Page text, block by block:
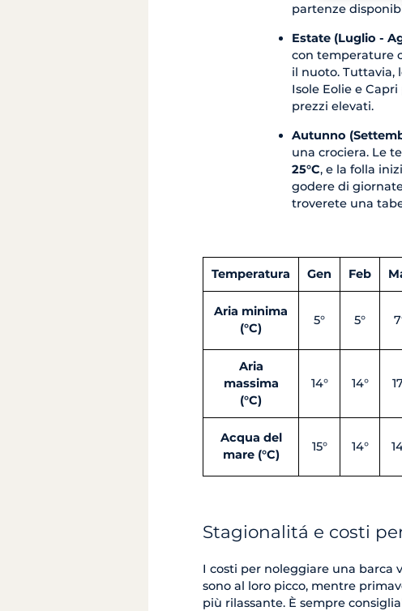
partenze
Estate (Luglio -
con temperature
il nuoto. Tuttavia,
Isole Eolie e
prezzi elevati.
Autunno
una crociera. Le
25°C, e la folla
godere di
troverete una
Temperatura Gen Feb
Aria minima
(°C)
5° 5°
Aria
massima
(°C)
14° 14°
Acqua del
mare (°C)
15° 14°
Stagionalitá e costi
I costi per noleggiare una barca
sono al loro picco, mentre
più rilassante. È sempre